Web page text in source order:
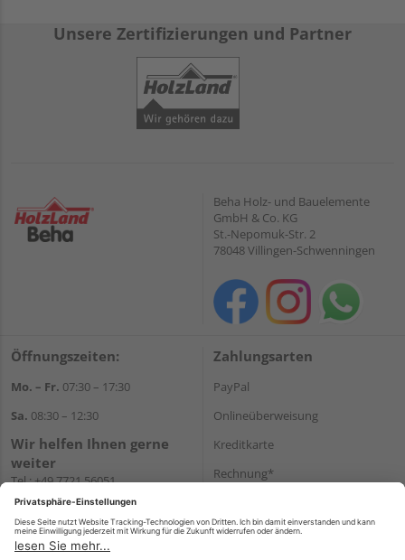
Unsere Zertifizierungen und Partner
Beha Holz- und Bauelemente
GmbH & Co. KG
St.-Nepomuk-Str. 2
78048 Villingen-Schwenningen
Öffnungszeiten:
Mo. – Fr. 07:30 – 17:30
Sa. 08:30 – 12:30
Wir helfen Ihnen gerne
weiter
Tel.:+49 7721 56051
E-Mail:onlineshop@holzland-
WhatsApp
Zahlungsarten
PayPal
Onlineüberweisung
Kreditkarte
Rechnung*
Versand